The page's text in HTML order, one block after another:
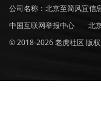
公司名称：北京至简风宜信
中国互联网举报中心
北
© 2018-2026 老虎社区 版